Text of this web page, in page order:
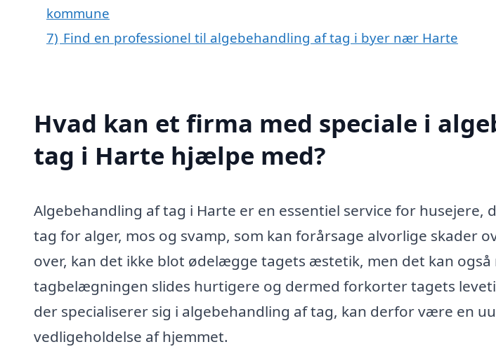
kommune
7) Find en professionel til algebehandling af tag i byer nær Harte
Hvad kan et firma med speciale i
tag i Harte hjælpe med?
Algebehandling af tag i Harte er en essentiel service for husejere,
tag for alger, mos og svamp, som kan forårsage alvorlige skader
over, kan det ikke blot ødelægge tagets æstetik, men det kan
tagbelægningen slides hurtigere og dermed forkorter tagets
der specialiserer sig i algebehandling af tag, kan derfor være en
vedligeholdelse af hjemmet.